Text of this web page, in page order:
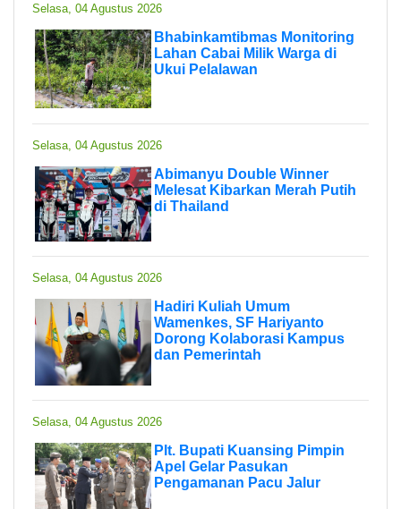
Selasa, 04 Agustus 2026
Bhabinkamtibmas Monitoring
Lahan Cabai Milik Warga di
Ukui Pelalawan
Selasa, 04 Agustus 2026
Abimanyu Double Winner
Melesat Kibarkan Merah Putih
di Thailand
Selasa, 04 Agustus 2026
Hadiri Kuliah Umum
Wamenkes, SF Hariyanto
Dorong Kolaborasi Kampus
dan Pemerintah
Selasa, 04 Agustus 2026
Plt. Bupati Kuansing Pimpin
Apel Gelar Pasukan
Pengamanan Pacu Jalur